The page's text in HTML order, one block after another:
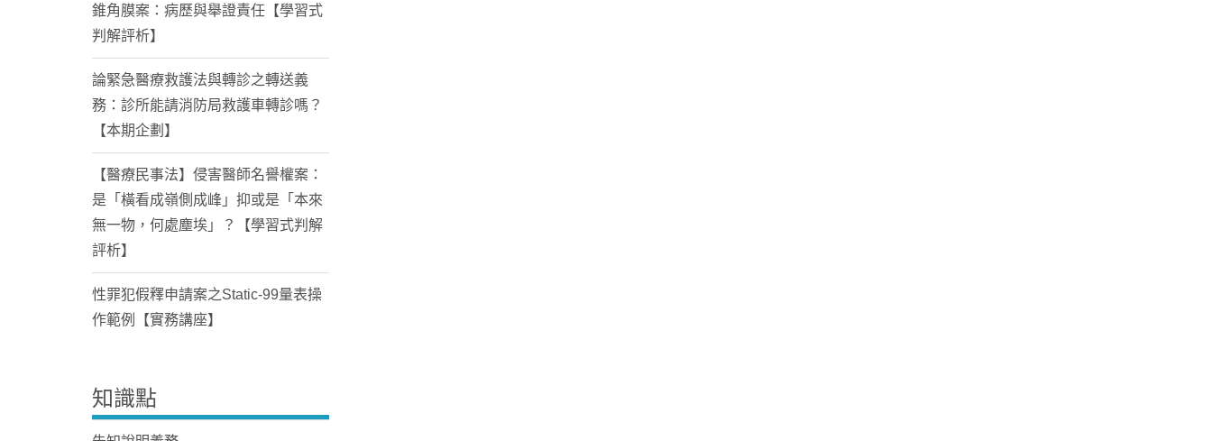
錐角膜案：病歷與舉證責任【學習式
判解評析】
論緊急醫療救護法與轉診之轉送義
務：診所能請消防局救護車轉診嗎？
【本期企劃】
【醫療民事法】侵害醫師名譽權案：
是「橫看成嶺側成峰」抑或是「本來
無一物，何處塵埃」？【學習式判解
評析】
性罪犯假釋申請案之Static-99量表操
作範例【實務講座】
知識點